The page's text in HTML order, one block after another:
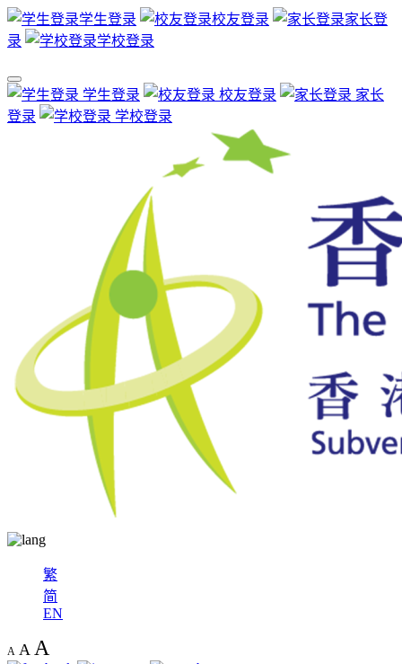
学生登录 校友登录
家长登
录
学校登录
学生登录 校友登录
家长
登录
学校登录
繁
简
EN
A A A